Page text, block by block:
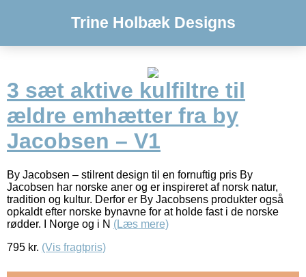
Trine Holbæk Designs
3 sæt aktive kulfiltre til
ældre emhætter fra by
Jacobsen – V1
By Jacobsen – stilrent design til en fornuftig pris By
Jacobsen har norske aner og er inspireret af norsk natur,
tradition og kultur. Derfor er By Jacobsens produkter også
opkaldt efter norske bynavne for at holde fast i de norske
rødder. I Norge og i N (Læs mere)
795 kr. (Vis fragtpris)